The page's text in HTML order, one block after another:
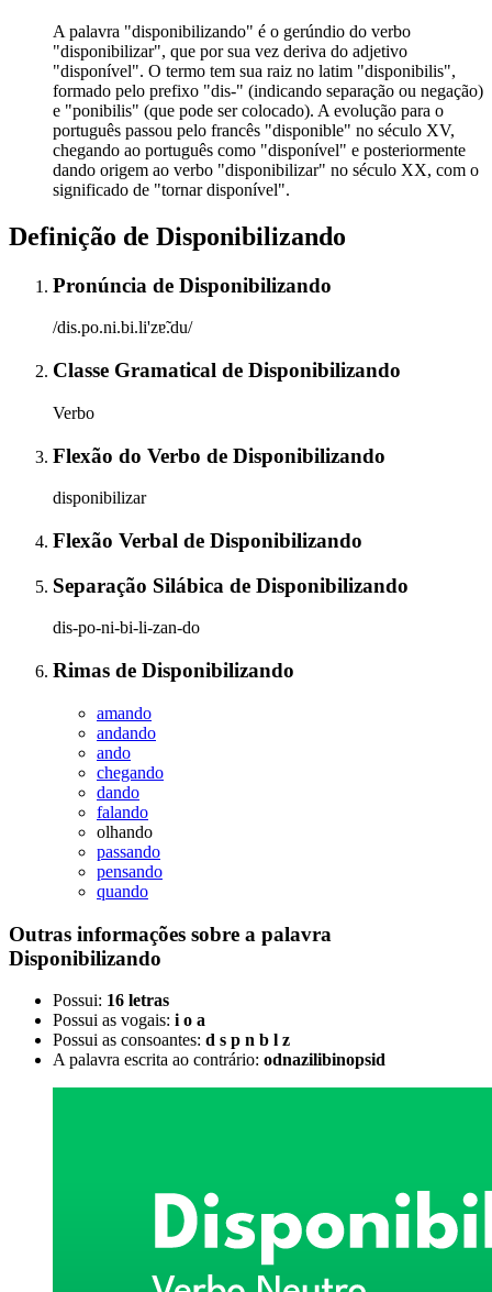
A palavra "disponibilizando" é o gerúndio do verbo
"disponibilizar", que por sua vez deriva do adjetivo
"disponível". O termo tem sua raiz no latim "disponibilis",
formado pelo prefixo "dis-" (indicando separação ou negação)
e "ponibilis" (que pode ser colocado). A evolução para o
português passou pelo francês "disponible" no século XV,
chegando ao português como "disponível" e posteriormente
dando origem ao verbo "disponibilizar" no século XX, com o
significado de "tornar disponível".
Definição de Disponibilizando
Pronúncia de Disponibilizando
/dis.po.ni.bi.li'zɐ̃.du/
Classe Gramatical de Disponibilizando
Verbo
Flexão do Verbo de Disponibilizando
disponibilizar
Flexão Verbal de Disponibilizando
Separação Silábica de Disponibilizando
dis-po-ni-bi-li-zan-do
Rimas de Disponibilizando
amando
andando
ando
chegando
dando
falando
olhando
passando
pensando
quando
Outras informações sobre a palavra
Disponibilizando
Possui: 16 letras
Possui as vogais: i o a
Possui as consoantes: d s p n b l z
A palavra escrita ao contrário: odnazilibinopsid